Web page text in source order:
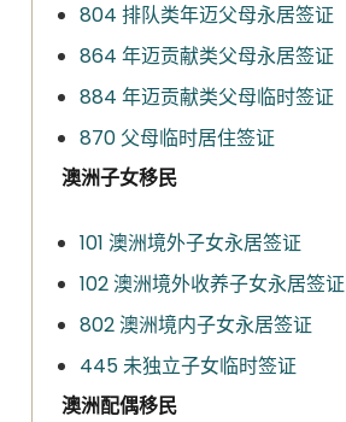
804 排队类年迈父母永居签证​
864 年迈贡献类父母永居签证
884 年迈贡献类父母临时签证
870 父母临时居住签证
澳洲子女移民
101 澳洲境外子女永居签证​
102 澳洲境外收养子女永居签证​
802 澳洲境内子女永居签证​
445 未独立子女临时签证
澳洲配偶移民